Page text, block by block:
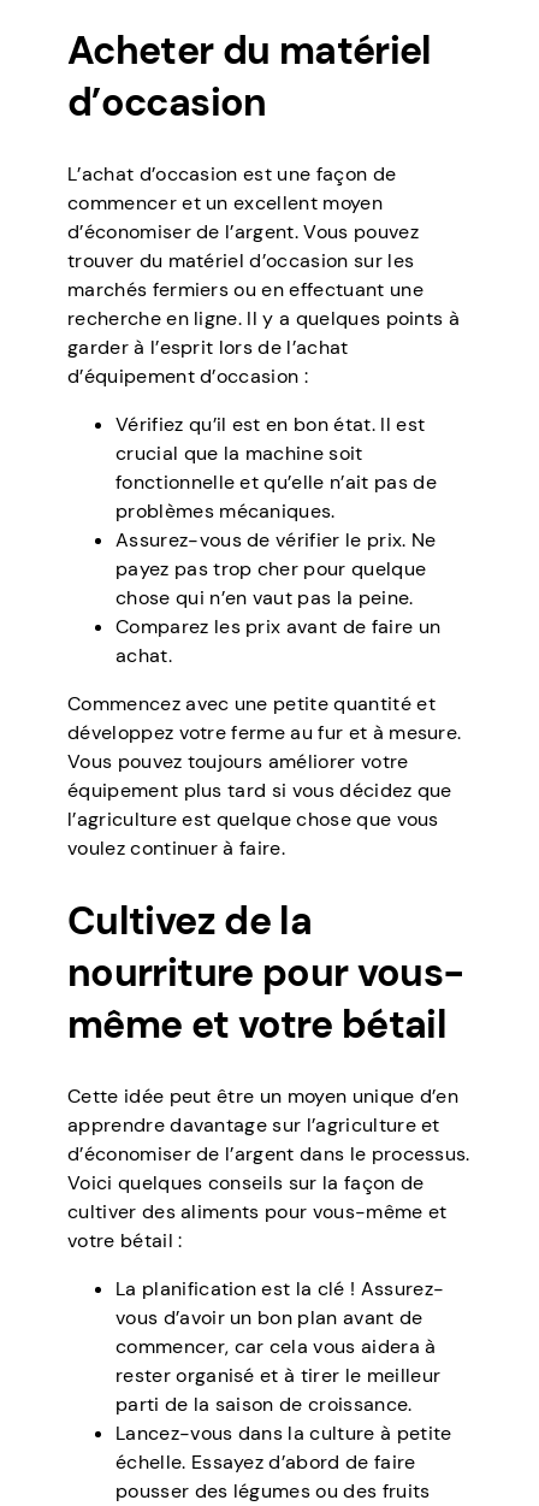
Acheter du matériel
d’occasion
L’achat d’occasion est une façon de
commencer et un excellent moyen
d’économiser de l’argent. Vous pouvez
trouver du matériel d’occasion sur les
marchés fermiers ou en effectuant une
recherche en ligne. Il y a quelques points à
garder à l’esprit lors de l’achat
d’équipement d’occasion :
Vérifiez qu’il est en bon état. Il est
crucial que la machine soit
fonctionnelle et qu’elle n’ait pas de
problèmes mécaniques.
Assurez-vous de vérifier le prix. Ne
payez pas trop cher pour quelque
chose qui n’en vaut pas la peine.
Comparez les prix avant de faire un
achat.
Commencez avec une petite quantité et
développez votre ferme au fur et à mesure.
Vous pouvez toujours améliorer votre
équipement plus tard si vous décidez que
l’agriculture est quelque chose que vous
voulez continuer à faire.
Cultivez de la
nourriture pour vous-
même et votre bétail
Cette idée peut être un moyen unique d’en
apprendre davantage sur l’agriculture et
d’économiser de l’argent dans le processus.
Voici quelques conseils sur la façon de
cultiver des aliments pour vous-même et
votre bétail :
La planification est la clé ! Assurez-
vous d’avoir un bon plan avant de
commencer, car cela vous aidera à
rester organisé et à tirer le meilleur
parti de la saison de croissance.
Lancez-vous dans la culture à petite
échelle. Essayez d’abord de faire
pousser des légumes ou des fruits